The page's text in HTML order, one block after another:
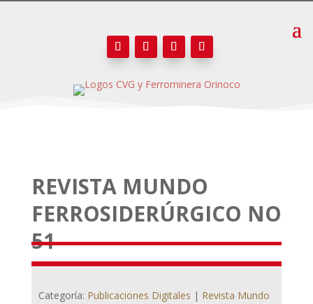
REVISTA MUNDO
FERROSIDERÚRGICO NO
51
Categoría: Publicaciones Digitales | Revista Mundo